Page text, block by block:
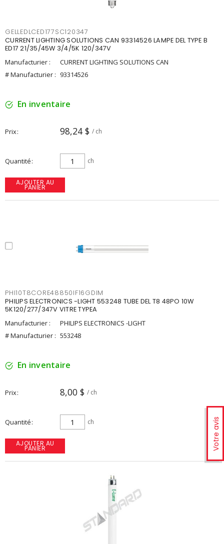
Votre avis
GELLEDLCED177SC120347
CURRENT LIGHTING SOLUTIONS CAN 93314526 LAMPE DEL TYPE B
ED17 21/35/45W 3/4/5K 120/347V
Manufacturier :
CURRENT LIGHTING SOLUTIONS CAN
# Manufacturier : 93314526
En inventaire
Prix 98,24 $ / ch
Quantité ch
AJOUTER AU
PANIER
PHI10T8CORE48850IF16GDIM
PHILIPS ELECTRONICS -LIGHT 553248 TUBE DEL T8 48PO 10W
5K120/277/347V VITRE TYPEA
Manufacturier :
PHILIPS ELECTRONICS -LIGHT
# Manufacturier : 553248
En inventaire
Prix 8,00 $ / ch
Quantité ch
AJOUTER AU
PANIER